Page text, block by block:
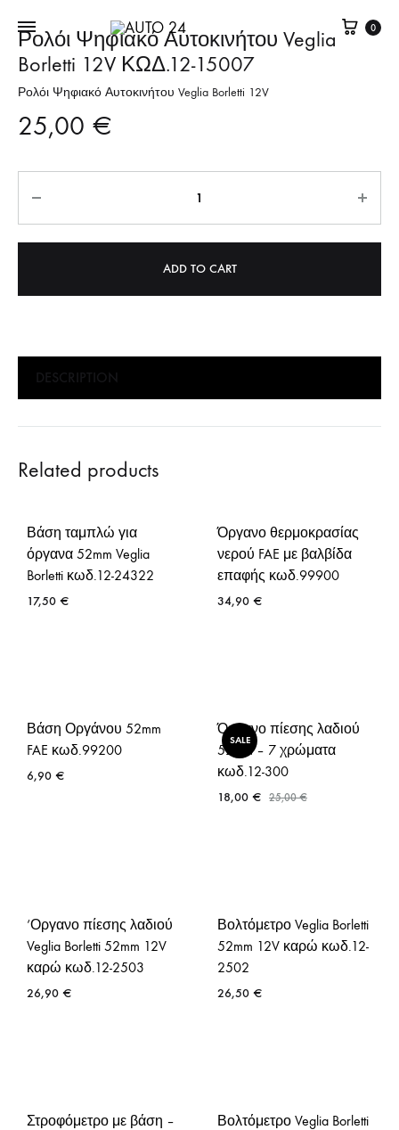
0
Ρολόι Ψηφιακό Αυτοκινήτου Veglia
Borletti 12V ΚΩΔ.12-15007
Ρολόι Ψηφιακό Αυτοκινήτου Veglia Borletti 12V
25,00 €
ADD TO CART
DESCRIPTION
Related products
Βάση ταμπλώ για
όργανα 52mm Veglia
Borletti κωδ.12-24322
17,50 €
Όργανο θερμοκρασίας
νερού FAE με βαλβίδα
επαφής κωδ.99900
34,90 €
Βάση Οργάνου 52mm
FAE κωδ.99200
6,90 €
SALE
Όργανο πίεσης λαδιού
52mm – 7 χρώματα
κωδ.12-300
18,00 € 25,00€
‘Οργανο πίεσης λαδιού
Veglia Borletti 52mm 12V
καρώ κωδ.12-2503
26,90 €
Βολτόμετρο Veglia Borletti
52mm 12V καρώ κωδ.12-
2502
26,50 €
Στροφόμετρο με βάση –
Βολτόμετρο Veglia Borletti